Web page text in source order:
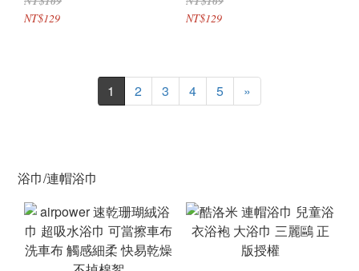
GK-142143
NT$129 NT$129
1 2 3 4 5 »
浴巾/連帽浴巾